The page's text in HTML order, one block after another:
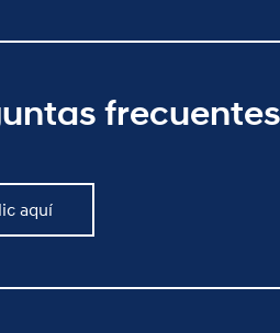
frecuentes
aquí